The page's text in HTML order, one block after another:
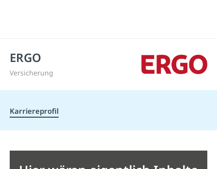
ERGO
Versicherung
Karriereprofil